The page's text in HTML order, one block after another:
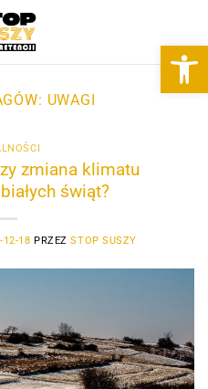
UWAGI
zmiana klimatu
świąt?
12-18 PRZEZSTOP SUSZY